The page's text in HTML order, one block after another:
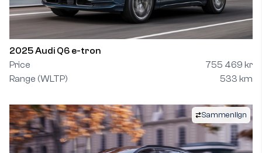
2025 Audi Q6 e-tron
Price
755 469 kr
Range (WLTP)
533 km
Sammenlign